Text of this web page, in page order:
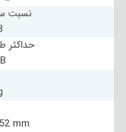
نسبت
حداکثر
mm